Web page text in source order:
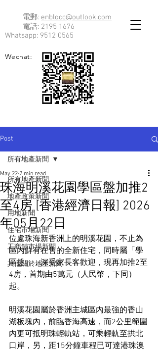
電郵: enblocc@outlook.com
電話: 2195 1676
Whatsapp: 9512 0565
Wechat:
Post
所有地產新聞
地產政策新聞
用地新聞
住宅市場新聞
工商舖市場新聞
其他關於地產新聞
所有地產新聞
珠海明溪花園學區盤加推2
至4房 [香港經濟日報] 2026
年05月22日
May 22 2 min read
位處珠海新香洲上的明溪花園，不止為
區內鮮有在售的全新住宅，同時屬「學
區盤」，深受家長客歡迎，現再加推2至
4房，首期由5萬元（人民幣，下同）
起。
明溪花園屬於香洲主城區內最強的香山
湖板塊內，前臨香海高速，而2公里範圍
內更可抵明珠輕軌站，可乘輕軌至拱北
口岸，另，距15分鐘車程已可達港珠澳